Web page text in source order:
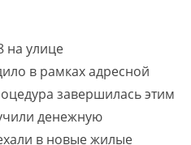
на улице
в рамках адресной
завершилась этим
денежную
в новые жилые